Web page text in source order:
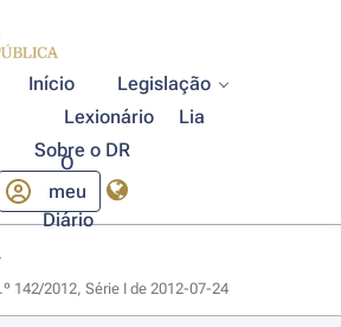
Início
Legislação
Lexionário
Lia
Sobre o DR
O
meu
Diário
142/2012, Série I de 2012-07-24